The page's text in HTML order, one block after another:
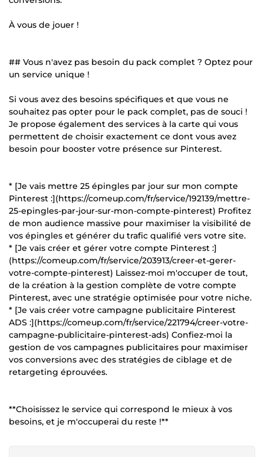
À vous de jouer !
## Vous n'avez pas besoin du pack complet ? Optez pour
un service unique !
Si vous avez des besoins spécifiques et que vous ne
souhaitez pas opter pour le pack complet, pas de souci !
Je propose également des services à la carte qui vous
permettent de choisir exactement ce dont vous avez
besoin pour booster votre présence sur Pinterest.
* [Je vais mettre 25 épingles par jour sur mon compte
Pinterest :](https://comeup.com/fr/service/192139/mettre-
25-epingles-par-jour-sur-mon-compte-pinterest) Profitez
de mon audience massive pour maximiser la visibilité de
vos épingles et générer du trafic qualifié vers votre site.
* [Je vais créer et gérer votre compte Pinterest :]
(https://comeup.com/fr/service/203913/creer-et-gerer-
votre-compte-pinterest) Laissez-moi m'occuper de tout,
de la création à la gestion complète de votre compte
Pinterest, avec une stratégie optimisée pour votre niche.
* [Je vais créer votre campagne publicitaire Pinterest
ADS :](https://comeup.com/fr/service/221794/creer-votre-
campagne-publicitaire-pinterest-ads) Confiez-moi la
gestion de vos campagnes publicitaires pour maximiser
vos conversions avec des stratégies de ciblage et de
retargeting éprouvées.
**Choisissez le service qui correspond le mieux à vos
besoins, et je m'occuperai du reste !**